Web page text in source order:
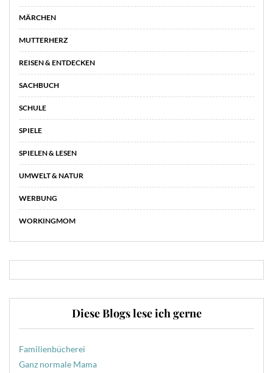
MÄRCHEN
MUTTERHERZ
REISEN & ENTDECKEN
SACHBUCH
SCHULE
SPIELE
SPIELEN & LESEN
UMWELT & NATUR
WERBUNG
WORKINGMOM
Diese Blogs lese ich gerne
Familienbücherei
Ganz normale Mama